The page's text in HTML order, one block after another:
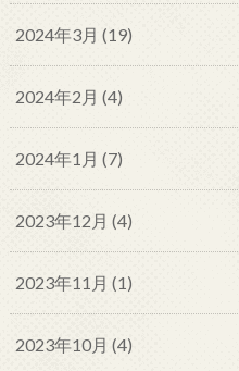
2024年3月 (19)
2024年2月 (4)
2024年1月 (7)
2023年12月 (4)
2023年11月 (1)
2023年10月 (4)